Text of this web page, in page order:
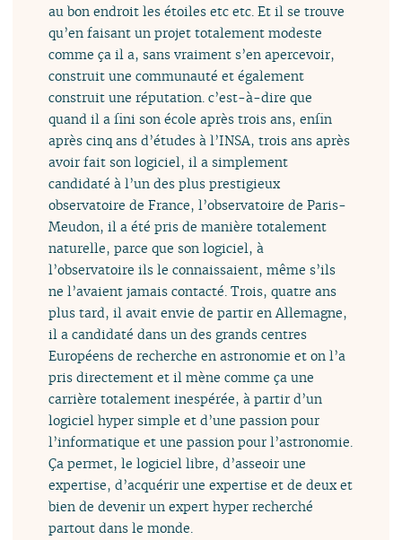
au bon endroit les étoiles etc etc. Et il se trouve
qu’en faisant un projet totalement modeste
comme ça il a, sans vraiment s’en apercevoir,
construit une communauté et également
construit une réputation. c’est-à-dire que
quand il a fini son école après trois ans, enfin
après cinq ans d’études à l’INSA, trois ans après
avoir fait son logiciel, il a simplement
candidaté à l’un des plus prestigieux
observatoire de France, l’observatoire de Paris-
Meudon, il a été pris de manière totalement
naturelle, parce que son logiciel, à
l’observatoire ils le connaissaient, même s’ils
ne l’avaient jamais contacté. Trois, quatre ans
plus tard, il avait envie de partir en Allemagne,
il a candidaté dans un des grands centres
Européens de recherche en astronomie et on l’a
pris directement et il mène comme ça une
carrière totalement inespérée, à partir d’un
logiciel hyper simple et d’une passion pour
l’informatique et une passion pour l’astronomie.
Ça permet, le logiciel libre, d’asseoir une
expertise, d’acquérir une expertise et de deux et
bien de devenir un expert hyper recherché
partout dans le monde.